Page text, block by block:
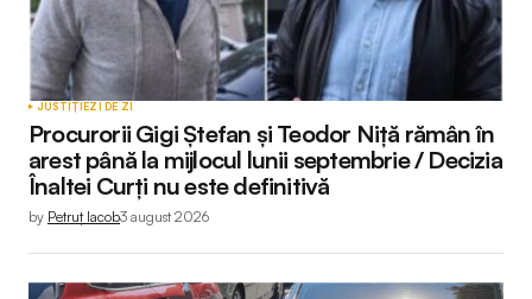
JUSTIȚIEZI DE ZI
Procurorii Gigi Ștefan și Teodor Niță rămân în
arest până la mijlocul lunii septembrie / Decizia
Înaltei Curți nu este definitivă
by Petruț Iacob3 august 2026